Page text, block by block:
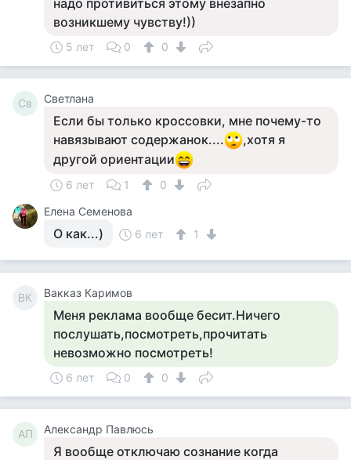
надо противиться этому внезапно
возникшему чувству!))
5 лет 0 0
Св Светлана
Если бы только кроссовки, мне почему-то
навязывают содержанок....
,хотя я
другой ориентации
6 лет 1
0
Елена Семенова
О как...) 6 лет 1
ВК Вакказ Каримов
Меня реклама вообще бесит.Ничего
послушать,посмотреть,прочитать
невозможно посмотреть!
6 лет 0 0
АП Александр Павлюсь
Я вообще отключаю сознание когда